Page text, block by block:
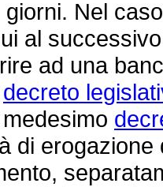
Nel
al
ad una
decreto
di